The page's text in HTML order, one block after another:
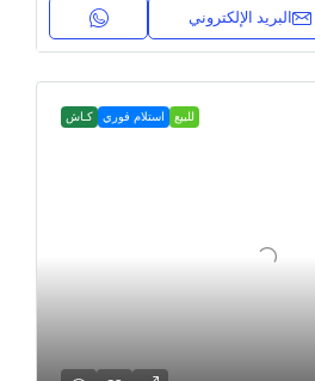
البريد الإلكتروني
للبيع استلام فوري كـاش